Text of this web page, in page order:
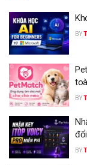
BY
BY
BY